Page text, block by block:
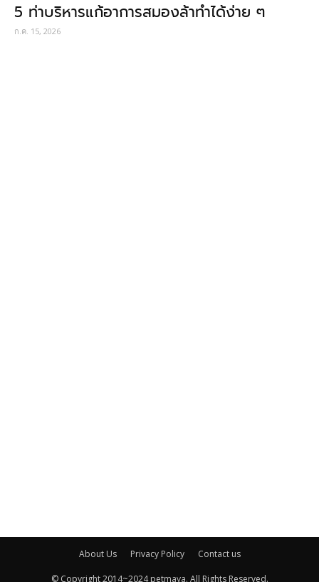
5 ท่าบริหารแก้อาการสมองล้าทำได้ง่าย ๆ
ก.ค. 15, 2026
About Us Privacy Policy Contact us
© Copyright 2014~2024 petmaya. All Rights Reserved.